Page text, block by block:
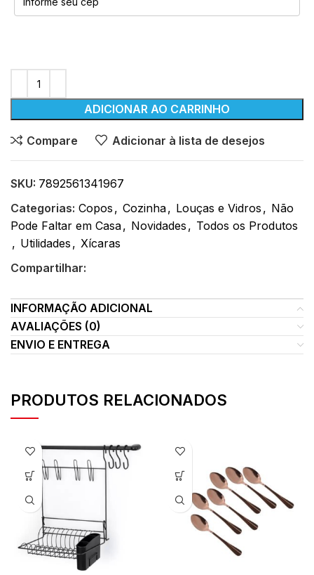
ADICIONAR AO CARRINHO
Compare Adicionar à lista de desejos
SKU: 7892561341967
Categorias: Copos , Cozinha, Louças e Vidros , Não
Pode Faltar em Casa, Novidades , Todos os Produtos
, Utilidades , Xícaras
Compartilhar:
INFORMAÇÃO ADICIONAL
AVALIAÇÕES (0)
ENVIO E ENTREGA
PRODUTOS RELACIONADOS